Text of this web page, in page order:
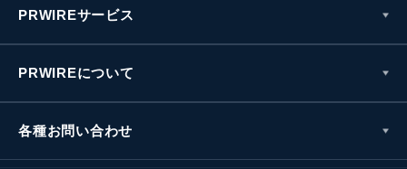
PRWIREサービス
PRWIREについて
各種お問い合わせ